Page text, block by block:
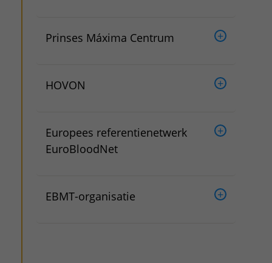
Prinses Máxima Centrum
HOVON
Europees referentienetwerk
EuroBloodNet
EBMT-organisatie